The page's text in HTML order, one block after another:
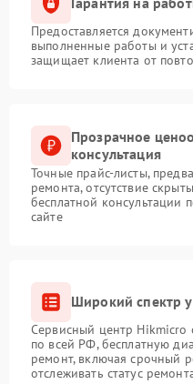
Предоставляется
выполненные работы и
защищает клиента от
Прозрачное
консультация
Точные прайс-листы,
ремонта, отсутствие
бесплатной консультации
сайте
Широкий спектр
Сервисный центр Hikmicro
по всей РФ, бесплатную
ремонт, включая срочный
отслеживать статус